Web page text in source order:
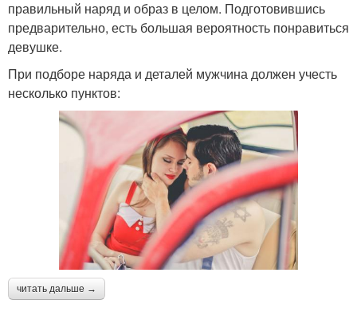
правильный наряд и образ в целом. Подготовившись
предварительно, есть большая вероятность понравиться
девушке.
При подборе наряда и деталей мужчина должен учесть
несколько пунктов:
читать дальше →